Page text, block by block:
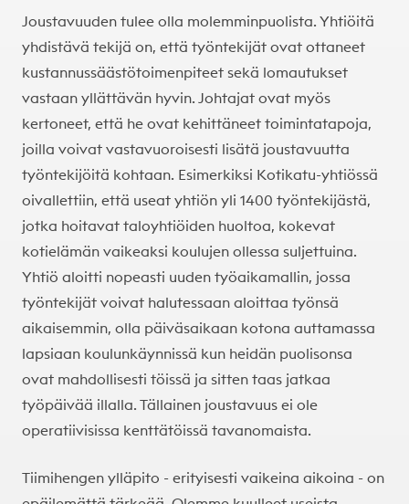
Joustavuuden tulee olla molemminpuolista. Yhtiöitä
yhdistävä tekijä on, että työntekijät ovat ottaneet
kustannussäästötoimenpiteet sekä lomautukset
vastaan yllättävän hyvin. Johtajat ovat myös
kertoneet, että he ovat kehittäneet toimintatapoja,
joilla voivat vastavuoroisesti lisätä joustavuutta
työntekijöitä kohtaan. Esimerkiksi Kotikatu-yhtiössä
oivallettiin, että useat yhtiön yli 1400 työntekijästä,
jotka hoitavat taloyhtiöiden huoltoa, kokevat
kotielämän vaikeaksi koulujen ollessa suljettuina.
Yhtiö aloitti nopeasti uuden työaikamallin, jossa
työntekijät voivat halutessaan aloittaa työnsä
aikaisemmin, olla päiväsaikaan kotona auttamassa
lapsiaan koulunkäynnissä kun heidän puolisonsa
ovat mahdollisesti töissä ja sitten taas jatkaa
työpäivää illalla. Tällainen joustavuus ei ole
operatiivisissa kenttätöissä tavanomaista.
Tiimihengen ylläpito - erityisesti vaikeina aikoina - on